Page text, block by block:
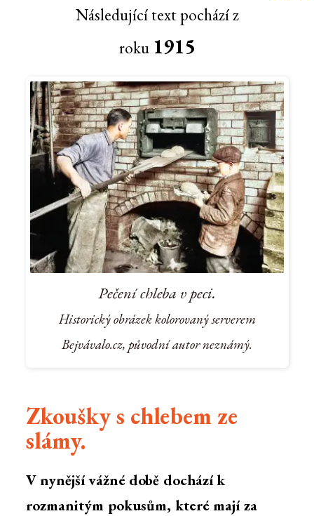
Následující text pochází z
roku 1915
Pečení chleba v peci.
Historický obrázek kolorovaný serverem
Bejvávalo.cz, původní autor neznámý.
Zkoušky s chlebem ze
slámy.
V nynější vážné době dochází k
rozmanitým pokusům, které mají za